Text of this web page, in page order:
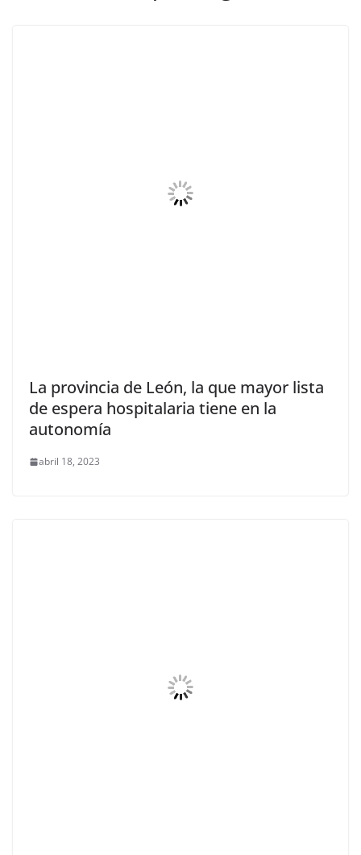
La provincia de León, la que mayor lista
de espera hospitalaria tiene en la
autonomía
abril 18, 2023